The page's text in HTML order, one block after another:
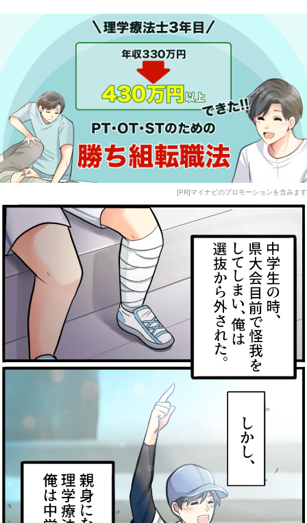
[PR]マイナビのプロモーションを含みます